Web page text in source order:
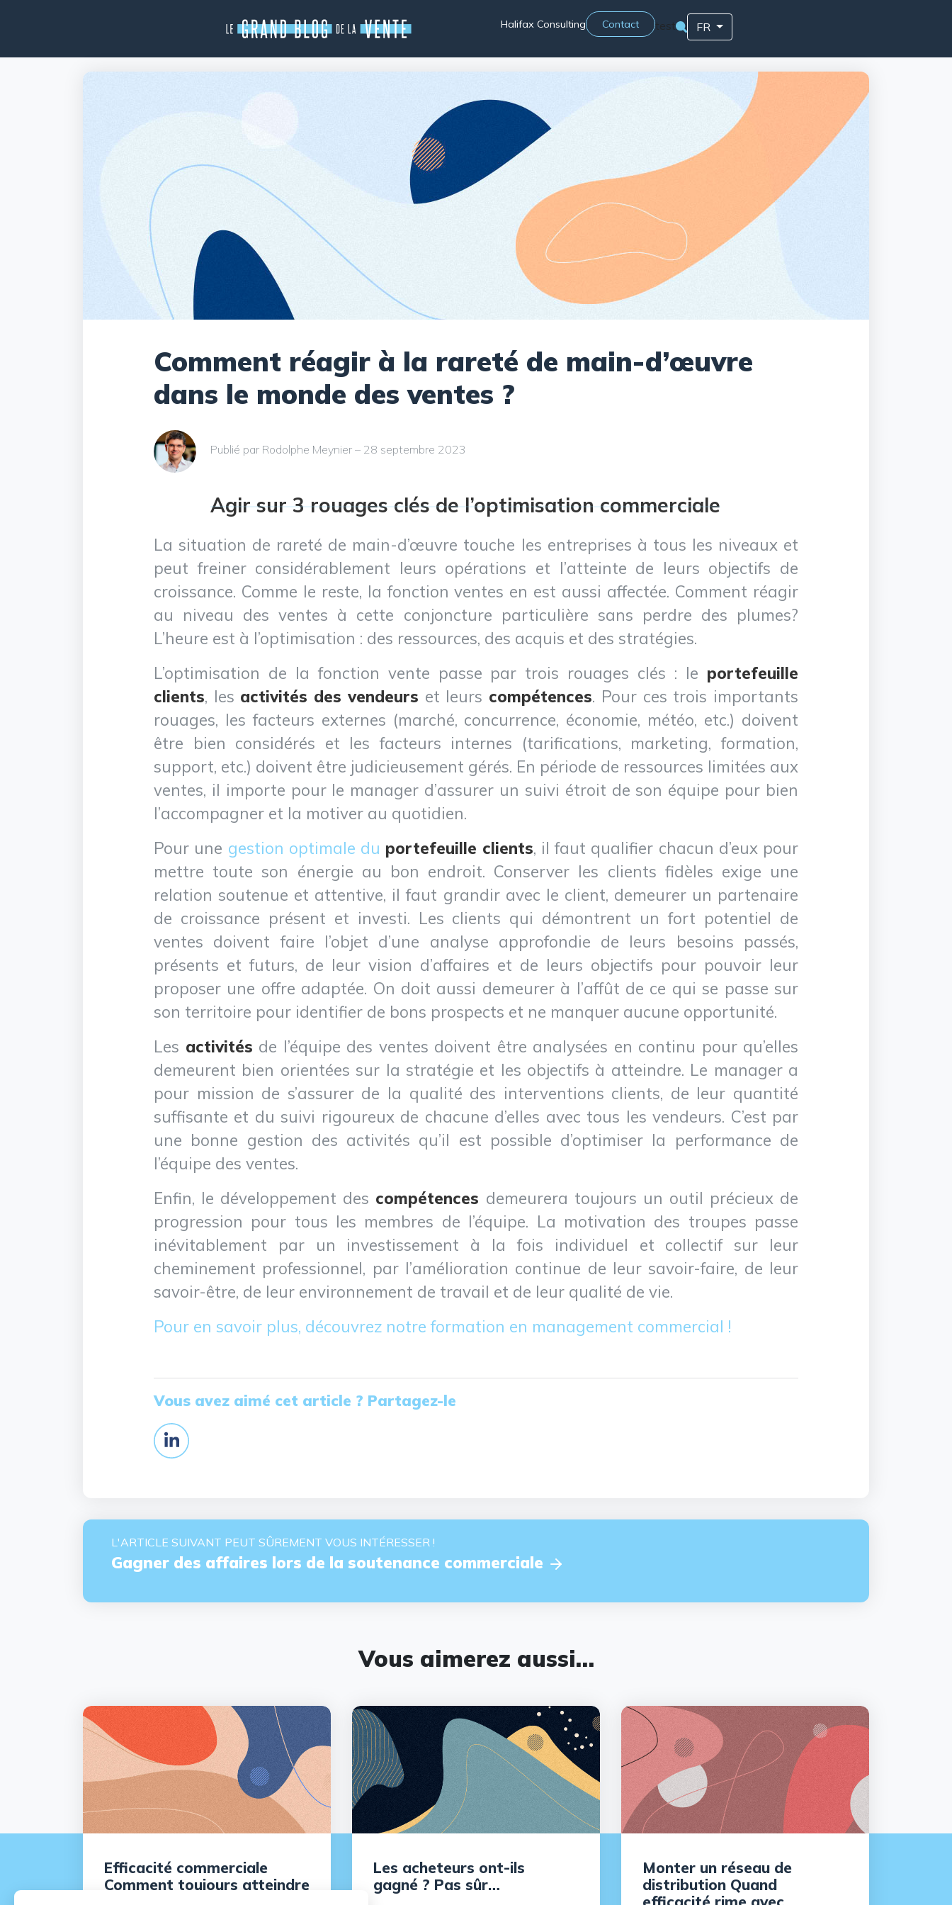
Halifax Consulting Contact test FR
Comment réagir à la rareté de main-d’œuvre
dans le monde des ventes ?
Publié par Rodolphe Meynier – 28 septembre 2023
Agir sur 3 rouages clés de l’optimisation commerciale
La situation de rareté de main-d’œuvre touche les entreprises à tous les niveaux et
peut freiner considérablement leurs opérations et l’atteinte de leurs objectifs de
croissance. Comme le reste, la fonction ventes en est aussi affectée. Comment réagir
au niveau des ventes à cette conjoncture particulière sans perdre des plumes?
L’heure est à l’optimisation : des ressources, des acquis et des stratégies.
L’optimisation de la fonction vente passe par trois rouages clés : le portefeuille
clients, les activités des vendeurs et leurs compétences. Pour ces trois importants
rouages, les facteurs externes (marché, concurrence, économie, météo, etc.) doivent
être bien considérés et les facteurs internes (tarifications, marketing, formation,
support, etc.) doivent être judicieusement gérés. En période de ressources limitées aux
ventes, il importe pour le manager d’assurer un suivi étroit de son équipe pour bien
l’accompagner et la motiver au quotidien.
Pour une gestion optimale du portefeuille clients, il faut qualifier chacun d’eux pour
mettre toute son énergie au bon endroit. Conserver les clients fidèles exige une
relation soutenue et attentive, il faut grandir avec le client, demeurer un partenaire
de croissance présent et investi. Les clients qui démontrent un fort potentiel de
ventes doivent faire l’objet d’une analyse approfondie de leurs besoins passés,
présents et futurs, de leur vision d’affaires et de leurs objectifs pour pouvoir leur
proposer une offre adaptée. On doit aussi demeurer à l’affût de ce qui se passe sur
son territoire pour identifier de bons prospects et ne manquer aucune opportunité.
Les activités de l’équipe des ventes doivent être analysées en continu pour qu’elles
demeurent bien orientées sur la stratégie et les objectifs à atteindre. Le manager a
pour mission de s’assurer de la qualité des interventions clients, de leur quantité
suffisante et du suivi rigoureux de chacune d’elles avec tous les vendeurs. C’est par
une bonne gestion des activités qu’il est possible d’optimiser la performance de
l’équipe des ventes.
Enfin, le développement des compétences demeurera toujours un outil précieux de
progression pour tous les membres de l’équipe. La motivation des troupes passe
inévitablement par un investissement à la fois individuel et collectif sur leur
cheminement professionnel, par l’amélioration continue de leur savoir-faire, de leur
savoir-être, de leur environnement de travail et de leur qualité de vie.
Pour en savoir plus, découvrez notre formation en management commercial !
Vous avez aimé cet article ? Partagez-le
L'ARTICLE SUIVANT PEUT SÛREMENT VOUS INTÉRESSER !
Gagner des affaires lors de la soutenance commerciale
Vous aimerez aussi…
Efficacité commerciale
Comment toujours atteindre
Les acheteurs ont-ils
gagné ? Pas sûr…
Monter un réseau de
distribution Quand
efficacité rime avec